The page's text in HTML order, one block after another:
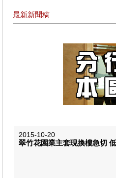
最新新聞稿
2015-10-20
翠竹花園業主套現換樓急切